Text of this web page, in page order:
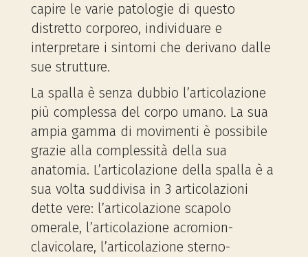
capire le varie patologie di questo
distretto corporeo, individuare e
interpretare i sintomi che derivano dalle
sue strutture.
La spalla è senza dubbio l’articolazione
più complessa del corpo umano. La sua
ampia gamma di movimenti è possibile
grazie alla complessità della sua
anatomia. L’articolazione della spalla è a
sua volta suddivisa in 3 articolazioni
dette vere: l’articolazione scapolo
omerale, l’articolazione acromion-
clavicolare, l’articolazione sterno-